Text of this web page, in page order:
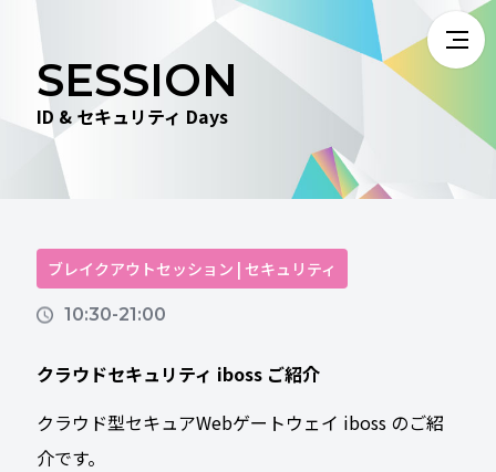
SESSION
ID & セキュリティ Days
ブレイクアウトセッション | セキュリティ
10:30-21:00
クラウドセキュリティ iboss ご紹介
クラウド型セキュアWebゲートウェイ iboss のご紹
介です。